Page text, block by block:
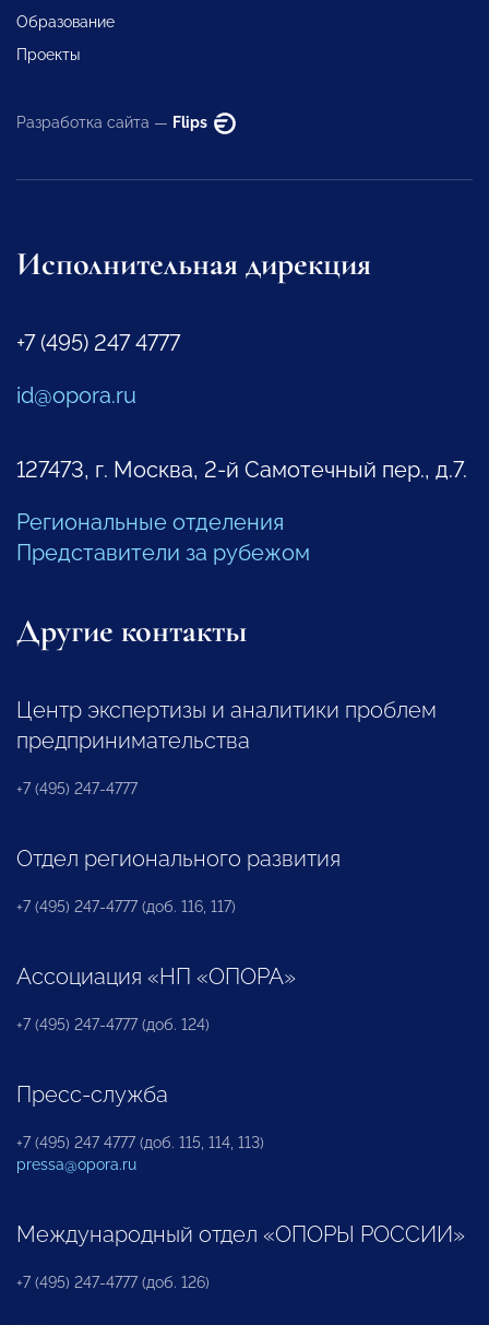
Образование
Проекты
Разработка сайта — Flips
Исполнительная дирекция
+7 (495) 247 4777
id@opora.ru
127473, г. Москва, 2-й Самотечный пер., д.7.
Региональные отделения
Представители за рубежом
Другие контакты
Центр экспертизы и аналитики проблем
предпринимательства
+7 (495) 247-4777
Отдел регионального развития
+7 (495) 247-4777 (доб. 116, 117)
Ассоциация «НП «ОПОРА»
+7 (495) 247-4777 (доб. 124)
Пресс-служба
+7 (495) 247 4777 (доб. 115, 114, 113)
pressa@opora.ru
Международный отдел «ОПОРЫ РОССИИ»
+7 (495) 247-4777 (доб. 126)